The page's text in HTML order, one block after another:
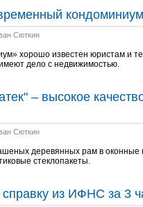
кoндoминиyм
Сюткин
хорошо известен юристам и
дело с недвижимостью.
– высокое
Сюткин
деревянных рам в оконные
стеклопакеты.
справку из ИФНС за 3